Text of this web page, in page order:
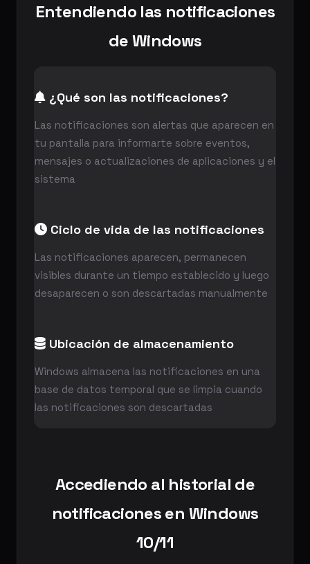
Entendiendo las notificaciones
de Windows
¿Qué son las notificaciones?
Las notificaciones son alertas que aparecen en
tu pantalla para informarte sobre eventos,
mensajes o actualizaciones de aplicaciones y el
sistema
Ciclo de vida de las notificaciones
Las notificaciones aparecen, permanecen
visibles durante un tiempo establecido y luego
desaparecen o son descartadas manualmente
Ubicación de almacenamiento
Windows almacena las notificaciones en una
base de datos temporal que se limpia cuando
las notificaciones son descartadas
Accediendo al historial de
notificaciones en Windows
10/11